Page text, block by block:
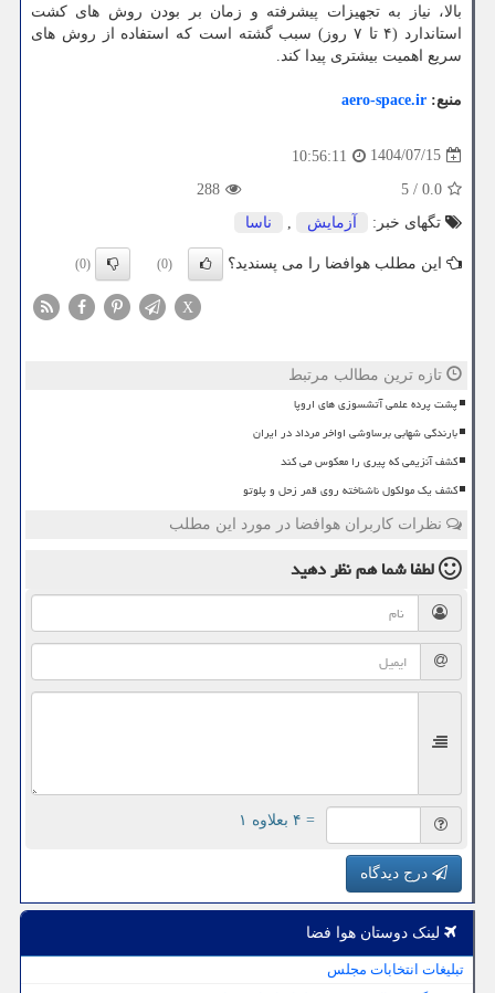
بالا، نیاز به تجهیزات پیشرفته و زمان بر بودن روش های کشت
استاندارد (۴ تا ۷ روز) سبب گشته است که استفاده از روش های
سریع اهمیت بیشتری پیدا کند.
منبع: aero-space.ir
1404/07/15
10:56:11
0.0
/
5
288
تگهای خبر:
آزمایش , ناسا
این مطلب هوافضا را می پسندید؟ (0)
(0)
X
تازه ترین مطالب مرتبط
پشت پرده علمی آتشسوزی های اروپا
بارندگی شهابی برساوشی اواخر مرداد در ایران
کشف آنزیمی که پیری را معکوس می کند
کشف یک مولکول ناشناخته روی قمر زحل و پلوتو
نظرات کاربران هوافضا در مورد این مطلب
لطفا شما همنظر دهید
= ۴ بعلاوه ۱
درج دیدگاه
لینک دوستان هوا فضا
تبلیغات انتخابات مجلس